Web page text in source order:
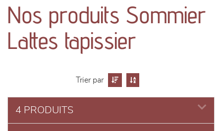
séjours
meubles de complément
literie
décoration
Nos produits Sommier
Lattes tapissier
Trier par
4 PRODUITS